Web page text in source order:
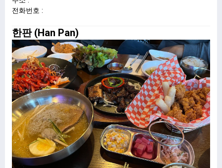
전화번호 :
한판 (Han Pan)